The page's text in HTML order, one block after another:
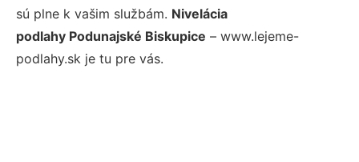
sú plne k vašim službám. Nivelácia
podlahy Podunajské Biskupice – www.lejeme-
podlahy.sk je tu pre vás.